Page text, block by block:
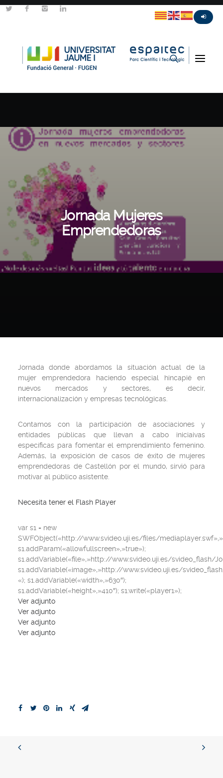
Jornada Mujeres
Emprendedoras
Jornada donde abordamos la situación actual de la
mujer emprendedora haciendo especial hincapié en
nuevos mercados y sectores, es decir,
internacionalización y empresas tecnológicas.
Contamos con la participación de asociaciones y
entidades públicas que llevan a cabo iniciaivas
específicas para fomentar el emprendimiento femenino.
Además, la exposición de casos de éxito de mujeres
emprendedoras de Castellón por el mundo, sirvió para
motivar al público asistente.
Necesita tener el Flash Player
var s1 = new
SWFObject(«http://www.svideo.uji.es/files/
s1.addParam(«allowfullscreen»,»true»);
s1.addVariable(«file»,»http://www.svideo.uji.es/svideo_flash/
s1.addVariable(«image»,»http://www.svideo.uji.es/
«); s1.addVariable(«width»,»630″);
s1.addVariable(«height»,»410″); s1.write(«player1»);
Ver adjunto
Ver adjunto
Ver adjunto
Ver adjunto